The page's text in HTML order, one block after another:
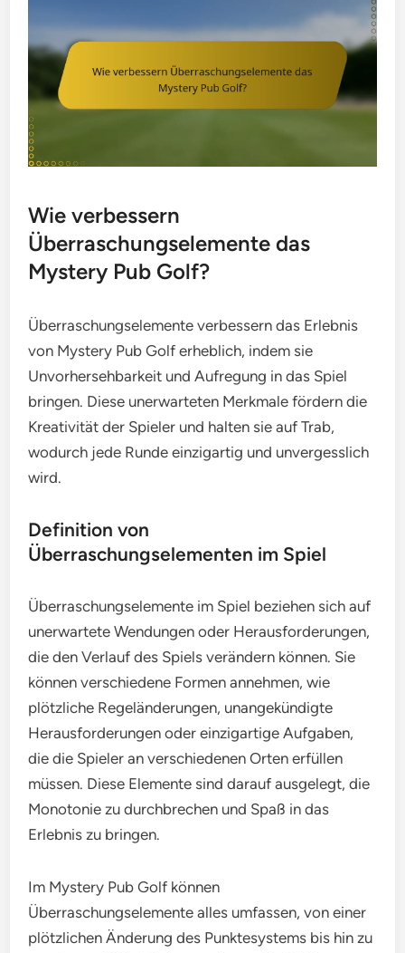
Wie verbessern
Überraschungselemente das
Mystery Pub Golf?
Überraschungselemente verbessern das Erlebnis
von Mystery Pub Golf erheblich, indem sie
Unvorhersehbarkeit und Aufregung in das Spiel
bringen. Diese unerwarteten Merkmale fördern die
Kreativität der Spieler und halten sie auf Trab,
wodurch jede Runde einzigartig und unvergesslich
wird.
Definition von
Überraschungselementen im Spiel
Überraschungselemente im Spiel beziehen sich auf
unerwartete Wendungen oder Herausforderungen,
die den Verlauf des Spiels verändern können. Sie
können verschiedene Formen annehmen, wie
plötzliche Regeländerungen, unangekündigte
Herausforderungen oder einzigartige Aufgaben,
die die Spieler an verschiedenen Orten erfüllen
müssen. Diese Elemente sind darauf ausgelegt, die
Monotonie zu durchbrechen und Spaß in das
Erlebnis zu bringen.
Im Mystery Pub Golf können
Überraschungselemente alles umfassen, von einer
plötzlichen Änderung des Punktesystems bis hin zu